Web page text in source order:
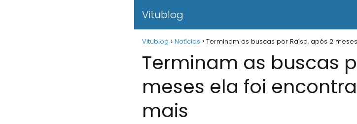
Vitublog
Vitublog Notícias Terminam as buscas por Raísa, após 2
Terminam as buscas
meses ela foi
mais